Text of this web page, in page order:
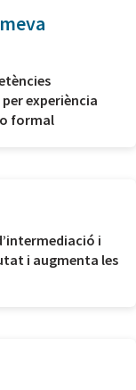
experiència
formal
i
i augmenta les